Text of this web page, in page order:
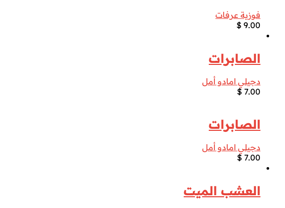
فوزية عرفات
$ 9.00
الصابرات
دجيلي امادو أمل
$ 7.00
الصابرات
دجيلي امادو أمل
$ 7.00
العشب الميت